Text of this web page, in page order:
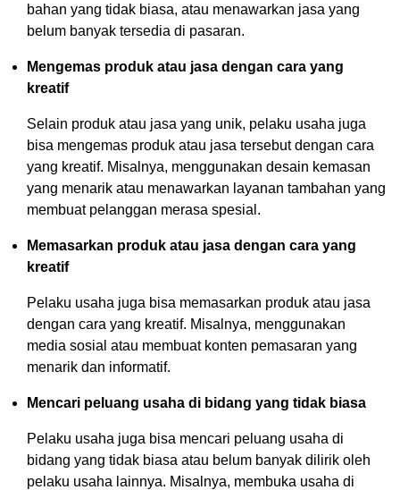
bahan yang tidak biasa, atau menawarkan jasa yang
belum banyak tersedia di pasaran.
Mengemas produk atau jasa dengan cara yang
kreatif
Selain produk atau jasa yang unik, pelaku usaha juga
bisa mengemas produk atau jasa tersebut dengan cara
yang kreatif. Misalnya, menggunakan desain kemasan
yang menarik atau menawarkan layanan tambahan yang
membuat pelanggan merasa spesial.
Memasarkan produk atau jasa dengan cara yang
kreatif
Pelaku usaha juga bisa memasarkan produk atau jasa
dengan cara yang kreatif. Misalnya, menggunakan
media sosial atau membuat konten pemasaran yang
menarik dan informatif.
Mencari peluang usaha di bidang yang tidak biasa
Pelaku usaha juga bisa mencari peluang usaha di
bidang yang tidak biasa atau belum banyak dilirik oleh
pelaku usaha lainnya. Misalnya, membuka usaha di